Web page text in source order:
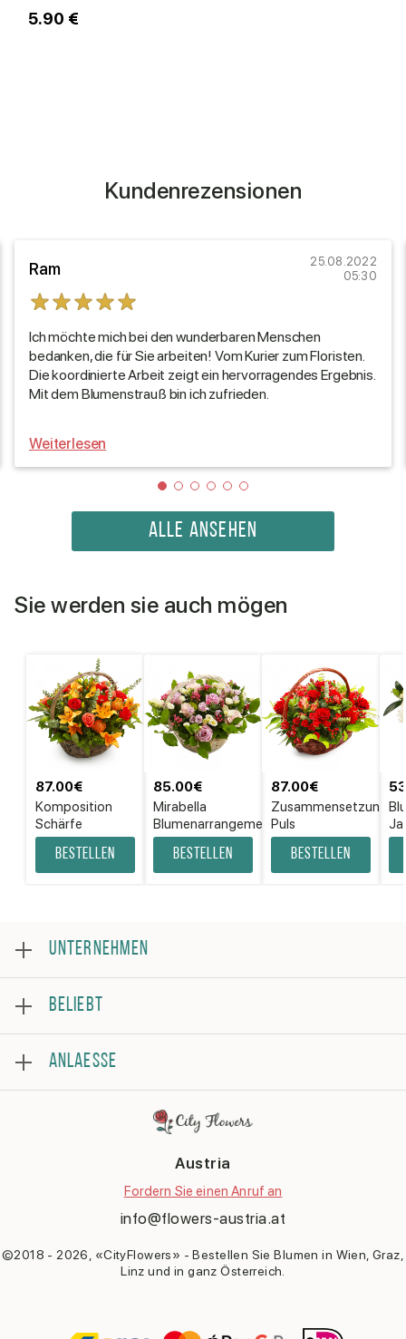
5.90 €
Kundenrezensionen
Ram
25.08.2022
05:30
Ich möchte mich bei den wunderbaren Menschen
bedanken, die für Sie arbeiten! Vom Kurier zum Floristen.
Die koordinierte Arbeit zeigt ein hervorragendes Ergebnis.
Mit dem Blumenstrauß bin ich zufrieden.
Weiterlesen
ALLE ANSEHEN
Sie werden sie auch mögen
Komposition
Schärfe
87.00€
Bestellen
Mirabella
Blumenarrangement
85.00€
Bestellen
Zusammensetzung
Puls
87.00€
Bestellen
Austria
Fordern Sie einen Anruf an
info@flowers-austria.at
©2018 - 2026, «CityFlowers» - Bestellen Sie Blumen in Wien, Graz,
Linz und in ganz Österreich.
UNTERNEHMEN
Prüfung
Allgemeine Geschäftsbedingungen
Datenschutz
Kontakt
BELIEBT
RosenANLAESSE
Entschuldigung sagen
Geburt eines Kindes